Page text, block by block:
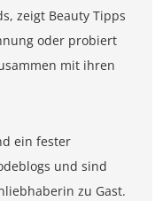
zeigt Beauty Tipps
oder probiert
mit ihren
ein fester
und sind
zu Gast.